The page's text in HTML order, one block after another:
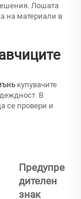
Лошата
на материали в
купувачите
В
се провери и
Предупре
дителен
знак